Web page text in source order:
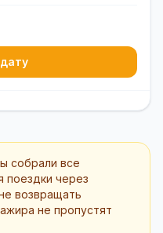
собрали все
через
возвращать
не пропустят